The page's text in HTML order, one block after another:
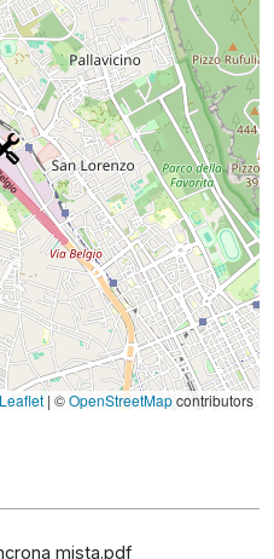
Leaflet | ©OpenStreetMapcontributors
mista.pdf